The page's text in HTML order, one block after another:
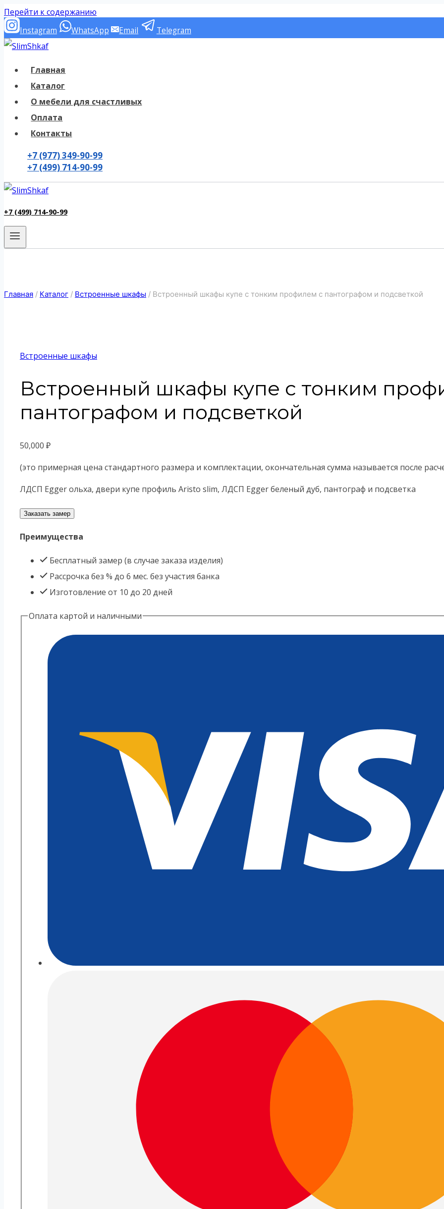
Перейти к содержанию
Instagram WhatsApp Email Telegram
Главная
Каталог
О мебели для счастливых
Оплата
Контакты
+7 (977) 349-90-99
+7 (499) 714-90-99
+7 (499) 714-90-99
Главная / Каталог / Встроенные шкафы / Встроенный шкафы купе с тонким профилем с пантографом и подсветкой
Встроенные шкафы
Встроенный шкафы купе с тонким
пантографом и подсветкой
50,000 ₽
(это примерная цена стандартного размера и комплектации, окончательная сумма называется после
ЛДСП Egger ольха, двери купе профиль Aristo slim, ЛДСП Egger беленый дуб, пантограф и подсветка
Заказать замер
Преимущества
Бесплатный замер (в случае заказа изделия)
Рассрочка без % до 6 мес. без участия банка
Изготовление от 10 до 20 дней
Оплата картой и наличными